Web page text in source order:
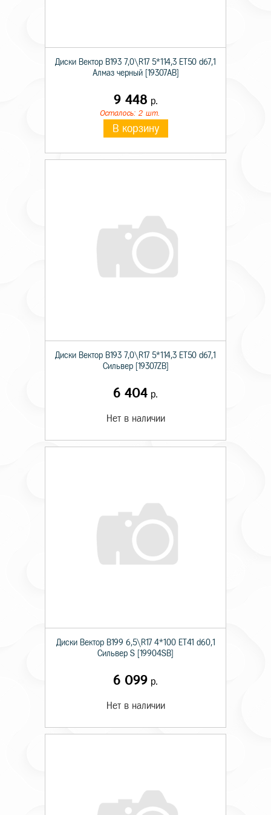
Диски Вектор В193 7,0\R17 5*114,3 ET50 d67,1
Алмаз черный [19307AB]
9 448 р.
Осталось: 2 шт.
В корзину
Диски Вектор В193 7,0\R17 5*114,3 ET50 d67,1
Сильвер [19307ZB]
6 404 р.
Нет в наличии
Диски Вектор В199 6,5\R17 4*100 ET41 d60,1
Сильвер S [19904SB]
6 099 р.
Нет в наличии